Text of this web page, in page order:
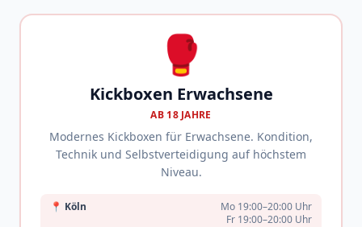
🥊
Kickboxen Erwachsene
AB 18 JAHRE
Modernes Kickboxen für Erwachsene. Kondition,
Technik und Selbstverteidigung auf höchstem
Niveau.
📍 Köln
Mo 19:00–20:00 Uhr
Fr 19:00–20:00 Uhr